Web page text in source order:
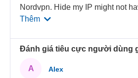
Nordvpn. Hide my IP might not
Thêm
Đánh giá tiêu cực người dùng
A Alex